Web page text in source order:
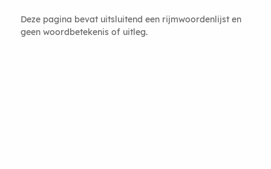
Deze pagina bevat uitsluitend een rijmwoordenlijst en
geen woordbetekenis of uitleg.